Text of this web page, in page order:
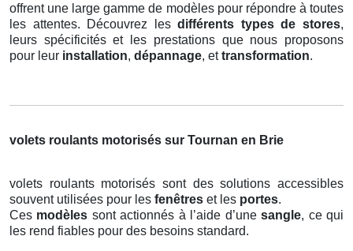
offrent une large gamme de modèles pour répondre à toutes
les attentes. Découvrez lesdifférents types de stores,
leurs spécificités et les prestations que nous proposons
pour leur installation, dépannage, ettransformation.
volets roulants motorisés sur Tournan en Brie
volets roulants motorisés sont des solutions accessibles
souvent utilisées pour les fenêtres et les portes.
Ces modèles sont actionnés à l’aide d’unesangle, ce qui
les rend fiables pour des besoins standard.